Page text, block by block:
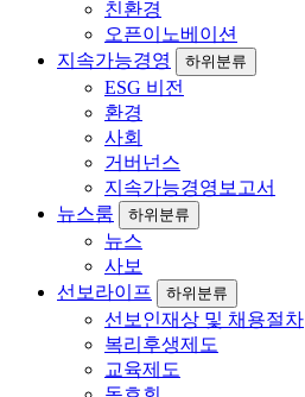
친환경
오픈이노베이션
지속가능경영
하위분류
ESG 비전
환경
사회
거버넌스
지속가능경영보고서
뉴스룸
하위분류
뉴스
사보
선보라이프
하위분류
선보인재상 및 채용절차
복리후생제도
교육제도